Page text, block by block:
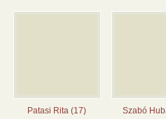
Patasi Rita (17) Szabó